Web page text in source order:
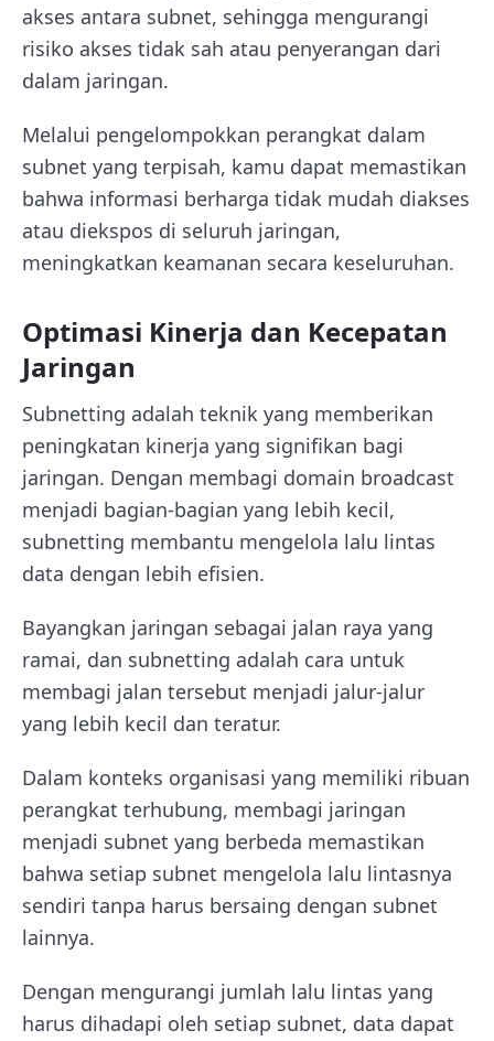
akses antara subnet, sehingga mengurangi
risiko akses tidak sah atau penyerangan dari
dalam jaringan.
Melalui pengelompokkan perangkat dalam
subnet yang terpisah, kamu dapat memastikan
bahwa informasi berharga tidak mudah diakses
atau diekspos di seluruh jaringan,
meningkatkan keamanan secara keseluruhan.
Optimasi Kinerja dan Kecepatan
Jaringan
Subnetting adalah teknik yang memberikan
peningkatan kinerja yang signifikan bagi
jaringan. Dengan membagi domain broadcast
menjadi bagian-bagian yang lebih kecil,
subnetting membantu mengelola lalu lintas
data dengan lebih efisien.
Bayangkan jaringan sebagai jalan raya yang
ramai, dan subnetting adalah cara untuk
membagi jalan tersebut menjadi jalur-jalur
yang lebih kecil dan teratur.
Dalam konteks organisasi yang memiliki ribuan
perangkat terhubung, membagi jaringan
menjadi subnet yang berbeda memastikan
bahwa setiap subnet mengelola lalu lintasnya
sendiri tanpa harus bersaing dengan subnet
lainnya.
Dengan mengurangi jumlah lalu lintas yang
harus dihadapi oleh setiap subnet, data dapat